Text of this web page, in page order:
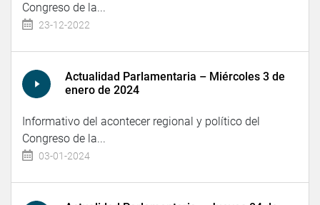
Congreso de la...
23-12-2022
Actualidad Parlamentaria – Miércoles 3 de
enero de 2024
Informativo del acontecer regional y político del
Congreso de la...
03-01-2024